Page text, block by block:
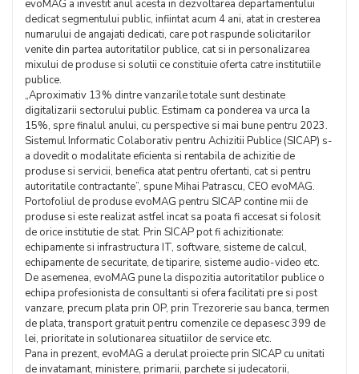
evoMAG a investit anul acesta in dezvoltarea departamentului
dedicat segmentului public, infiintat acum 4 ani, atat in cresterea
numarului de angajati dedicati, care pot raspunde solicitarilor
venite din partea autoritatilor publice, cat si in personalizarea
mixului de produse si solutii ce constituie oferta catre institutiile
publice.
„Aproximativ 13% dintre vanzarile totale sunt destinate
digitalizarii sectorului public. Estimam ca ponderea va urca la
15%, spre finalul anului, cu perspective si mai bune pentru 2023.
Sistemul Informatic Colaborativ pentru Achizitii Publice (SICAP) s-
a dovedit o modalitate eficienta si rentabila de achizitie de
produse si servicii, benefica atat pentru ofertanti, cat si pentru
autoritatile contractante”, spune Mihai Patrascu, CEO evoMAG.
Portofoliul de produse evoMAG pentru SICAP contine mii de
produse si este realizat astfel incat sa poata fi accesat si folosit
de orice institutie de stat. Prin SICAP pot fi achizitionate:
echipamente si infrastructura IT, software, sisteme de calcul,
echipamente de securitate, de tiparire, sisteme audio-video etc.
De asemenea, evoMAG pune la dispozitia autoritatilor publice o
echipa profesionista de consultanti si ofera facilitati pre si post
vanzare, precum plata prin OP, prin Trezorerie sau banca, termen
de plata, transport gratuit pentru comenzile ce depasesc 399 de
lei, prioritate in solutionarea situatiilor de service etc.
Pana in prezent, evoMAG a derulat proiecte prin SICAP cu unitati
de invatamant, ministere, primarii, parchete si judecatorii,